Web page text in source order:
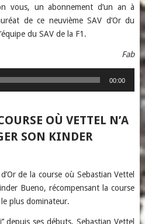
vous, un abonnement d’un an à
de ce neuvième SAV d’Or du
du SAV de la F1.
Fab
00:00
OÙ VETTEL N’A
SON KINDER
de la course où Sebastian Vettel
Bueno, récompensant la course
plus dominateur.
depuis ses débuts, Sebastian Vettel